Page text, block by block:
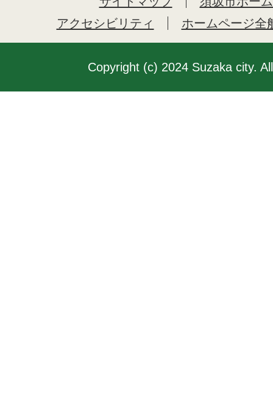
アクセシビリティ
ホームページ全
Copyright (c) 2024 Suzaka city.